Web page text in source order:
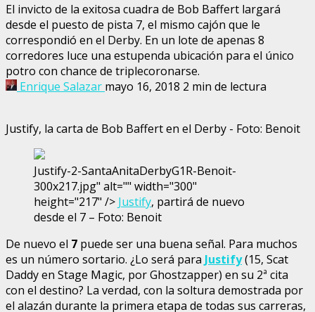
El invicto de la exitosa cuadra de Bob Baffert largará
desde el puesto de pista 7, el mismo cajón que le
correspondió en el Derby. En un lote de apenas 8
corredores luce una estupenda ubicación para el único
potro con chance de triplecoronarse.
Enrique Salazar mayo 16, 2018 2 min de lectura
Justify, la carta de Bob Baffert en el Derby - Foto: Benoit
Justify-2-SantaAnitaDerbyG1R-Benoit-
300x217.jpg" alt="" width="300"
height="217" /> Justify, partirá de nuevo
desde el 7 – Foto: Benoit
De nuevo el 7 puede ser una buena señal. Para muchos
es un número sortario. ¿Lo será para Justify(15, Scat
Daddy en Stage Magic, por Ghostzapper) en su 2ª cita
con el destino? La verdad, con la soltura demostrada por
el alazán durante la primera etapa de todas sus carreras,